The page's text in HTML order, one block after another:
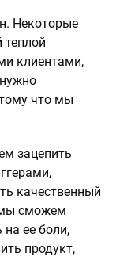
Некоторые
теплой
клиентами,
что мы
зацепить
качественный
мы сможем
на ее боли,
продукт,